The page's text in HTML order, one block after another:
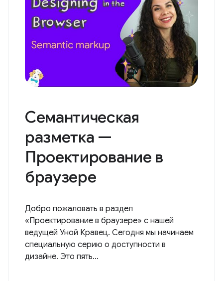
Семантическая
разметка —
Проектирование в
браузере
Добро пожаловать в раздел
«Проектирование в браузере» с нашей
ведущей Уной Кравец. Сегодня мы начинаем
специальную серию о доступности в
дизайне. Это пять...